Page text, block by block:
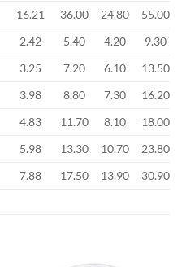
16.21 36.00 24.80
55.00
2.42 5.40 4.20
9.30
3.25 7.20 6.10
13.50
3.98 8.80 7.30
16.20
4.83 11.70 8.10
18.00
5.98 13.30 10.70
23.80
7.88 17.50 13.90 30.90